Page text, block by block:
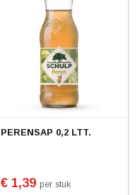
PERENSAP 0,2 LTT.
€ 1,39 per stuk